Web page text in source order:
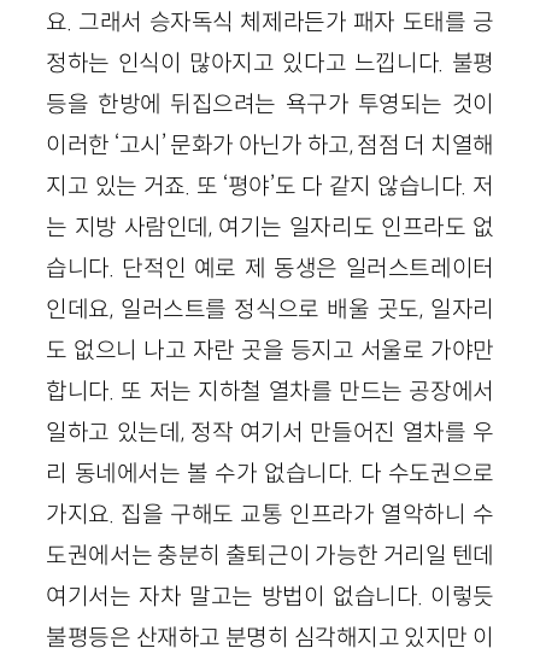
요. 그래서 승자독식 체제라든가 패자 도태를 긍
정하는 인식이 많아지고 있다고 느낍니다. 불평
등을 한방에 뒤집으려는 욕구가 투영되는 것이
이러한 ‘고시’ 문화가 아닌가 하고, 점점 더 치열해
지고 있는 거죠. 또 ‘평야’도 다 같지 않습니다. 저
는 지방 사람인데, 여기는 일자리도 인프라도 없
습니다. 단적인 예로 제 동생은 일러스트레이터
인데요, 일러스트를 정식으로 배울 곳도, 일자리
도 없으니 나고 자란 곳을 등지고 서울로 가야만
합니다. 또 저는 지하철 열차를 만드는 공장에서
일하고 있는데, 정작 여기서 만들어진 열차를 우
리 동네에서는 볼 수가 없습니다. 다 수도권으로
가지요. 집을 구해도 교통 인프라가 열악하니 수
도권에서는 충분히 출퇴근이 가능한 거리일 텐데
여기서는 자차 말고는 방법이 없습니다. 이렇듯
불평등은 산재하고 분명히 심각해지고 있지만 이